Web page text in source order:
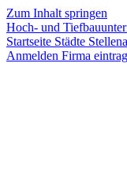
Zum Inhalt springen
Hoch- und
Startseite Städte
Anmelden Firma